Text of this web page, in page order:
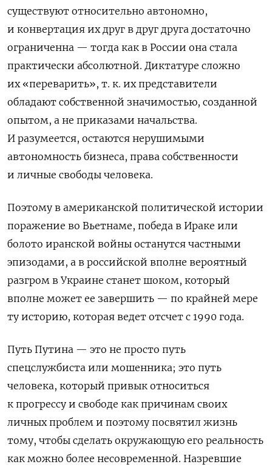
существуют относительно автономно,
и конвертация их друг в друг друга достаточно
ограниченна — тогда как в России она стала
практически абсолютной. Диктатуре сложно
их «переварить», т. к. их представители
обладают собственной значимостью, созданной
опытом, а не приказами начальства.
И разумеется, остаются нерушимыми
автономность бизнеса, права собственности
и личные свободы человека.
Поэтому в американской политической истории
поражение во Вьетнаме, победа в Ираке или
болото иранской войны останутся частными
эпизодами, а в российской вполне вероятный
разгром в Украине станет шоком, который
вполне может ее завершить — по крайней мере
ту историю, которая ведет отсчет с 1990 года.
Путь Путина — это не просто путь
спецслужбиста или мошенника; это путь
человека, который привык относиться
к прогрессу и свободе как причинам своих
личных проблем и поэтому посвятил жизнь
тому, чтобы сделать окружающую его реальность
как можно более несовременной. Назревшие